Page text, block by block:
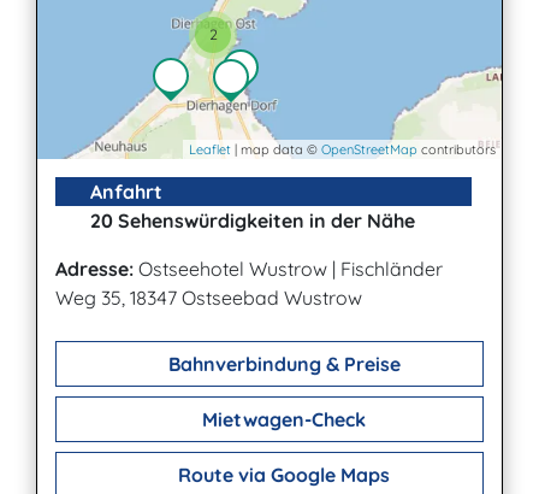
2
Leaflet | map data © OpenStreetMap contributors
Anfahrt
20 Sehenswürdigkeiten in der Nähe
Adresse: Ostseehotel Wustrow | Fischländer
Weg 35, 18347 Ostseebad Wustrow
Bahnverbindung & Preise
Mietwagen-Check
Route via Google Maps